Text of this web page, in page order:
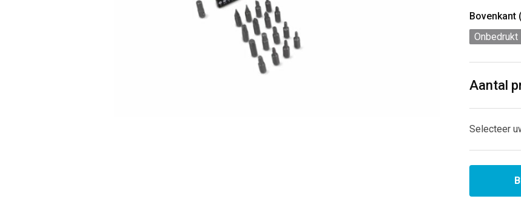
Bovenkant
Onbedrukt
Aantal
Selecteer